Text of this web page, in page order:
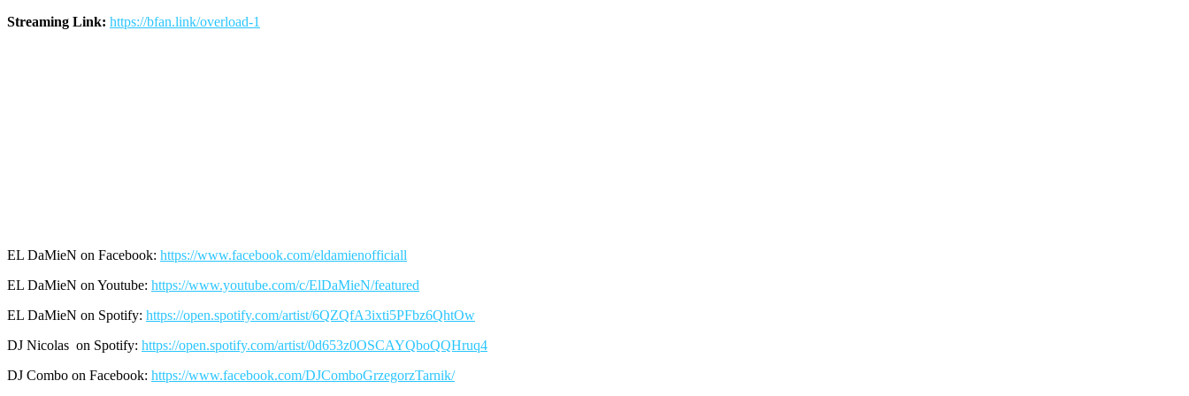
Streaming Link: https://bfan.link/overload-1
EL DaMieN on Facebook: https://www.facebook.com/eldamienofficiall
EL DaMieN on Youtube: https://www.youtube.com/c/ElDaMieN/featured
EL DaMieN on Spotify: https://open.spotify.com/artist/6QZQfA3ixti5PFbz6QhtOw
DJ Nicolas on Spotify: https://open.spotify.com/artist/0d653z0OSCAYQboQQHruq4
DJ Combo on Facebook: https://www.facebook.com/DJComboGrzegorzTarnik/